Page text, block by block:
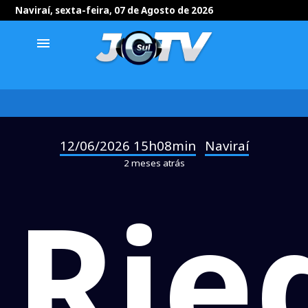
Naviraí, sexta-feira, 07 de Agosto de 2026
menu
12/06/2026 15h08min Naviraí
2 meses atrás